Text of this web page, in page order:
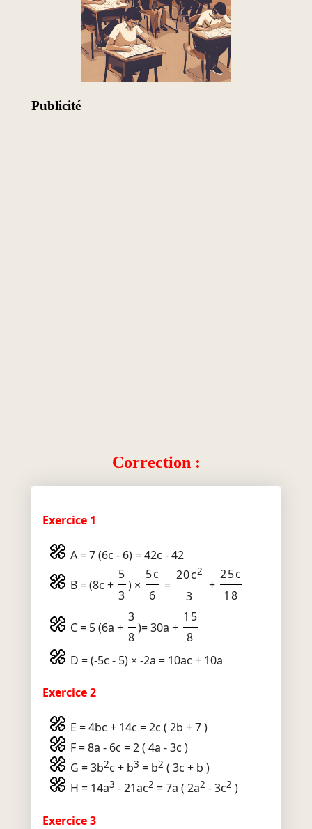
Publicité
Correction :
Exercice 1
A = 7 (6c - 6) = 42c - 42
B = (8c +
5
3
) ×
5c
6
=
20c2
3
+
25c
18
C = 5 (6a +
3
8
)= 30a +
15
8
D = (-5c - 5) × -2a = 10ac + 10a
Exercice 2
E = 4bc + 14c = 2c ( 2b + 7 )
F = 8a - 6c = 2 ( 4a - 3c )
G = 3b2c + b3 = b2 ( 3c + b )
H = 14a3 - 21ac2 = 7a ( 2a2 - 3c2 )
Exercice 3